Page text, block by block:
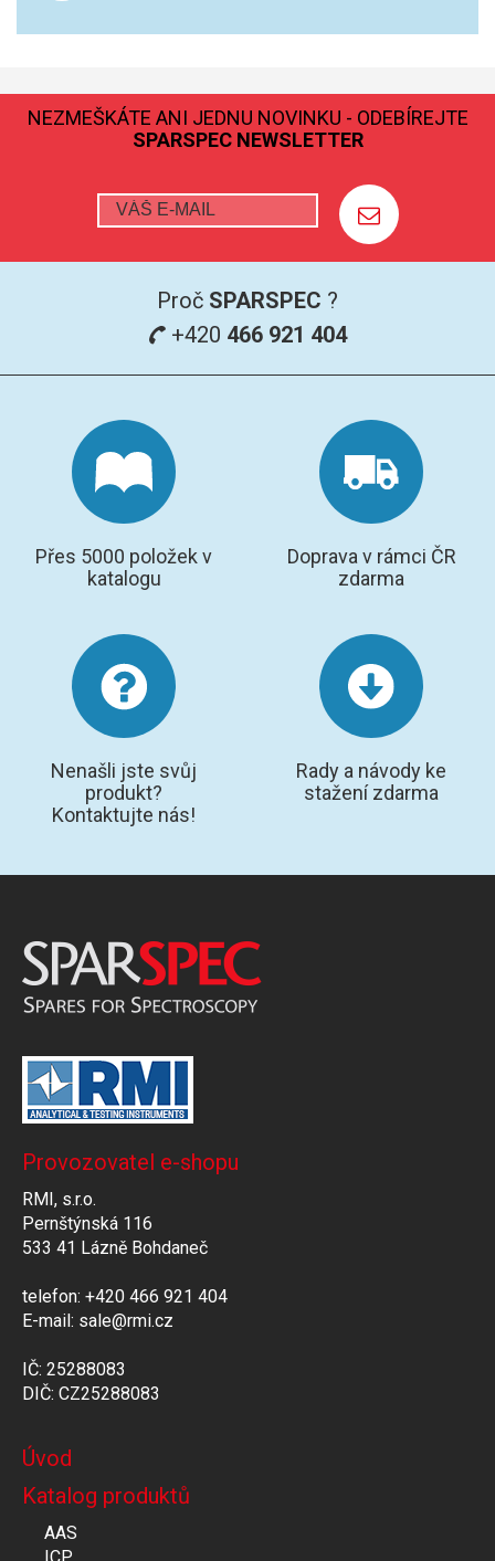
GRAFITOVÉ KELÍMKY
PŘÍSLUŠENSTVÍ PRO MS
SUBSTRÁTY
SNOM
KALIBRACE
TERS
NEZMEŠKÁTE ANI JEDNU NOVINKU - ODEBÍREJTE
SPARSPEC NEWSLETTER
Proč SPARSPEC ?
+420 466 921 404
Přes 5000 položek v
katalogu
Doprava v rámci ČR
zdarma
Nenašli jste svůj
produkt?
Kontaktujte nás!
Rady a návody ke
stažení zdarma
Provozovatel e-shopu
RMI, s.r.o.
Pernštýnská 116
533 41 Lázně Bohdaneč
telefon: +420 466 921 404
E-mail: sale@rmi.cz
IČ: 25288083
DIČ: CZ25288083
Úvod
Katalog produktů
AAS
ICP